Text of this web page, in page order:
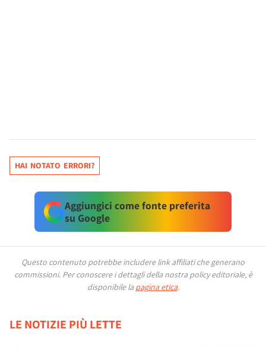
HAI NOTATO ERRORI?
Aggiungici come fonte preferita
su Google
Questo contenuto potrebbe includere link affiliati che generano
commissioni. Per conoscere i dettagli della nostra policy editoriale, è
disponibile la pagina etica.
LE NOTIZIE PIÙ LETTE